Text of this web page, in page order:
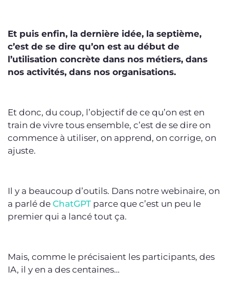
Et puis enfin, la dernière idée, la septième,
c’est de se dire qu’on est au début de
l’utilisation concrète dans nos métiers, dans
nos activités, dans nos organisations.
Et donc, du coup, l’objectif de ce qu’on est en
train de vivre tous ensemble, c’est de se dire on
commence à utiliser, on apprend, on corrige, on
ajuste.
Il y a beaucoup d’outils. Dans notre webinaire, on
a parlé de ChatGPT parce que c’est un peu le
premier qui a lancé tout ça.
Mais, comme le précisaient les participants, des
IA, il y en a des centaines…